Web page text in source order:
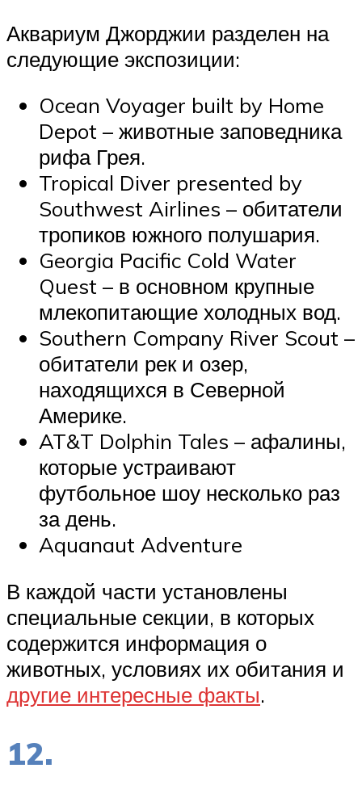
Аквариум Джорджии разделен на
следующие экспозиции:
Ocean Voyager built by Home
Depot – животные заповедника
рифа Грея.
Tropical Diver presented by
Southwest Airlines – обитатели
тропиков южного полушария.
Georgia Pacific Cold Water
Quest – в основном крупные
млекопитающие холодных вод.
Southern Company River Scout –
обитатели рек и озер,
находящихся в Северной
Америке.
AT&T Dolphin Tales – афалины,
которые устраивают
футбольное шоу несколько раз
за день.
Aquanaut Adventure
В каждой части установлены
специальные секции, в которых
содержится информация о
животных, условиях их обитания и
другие интересные факты.
12.